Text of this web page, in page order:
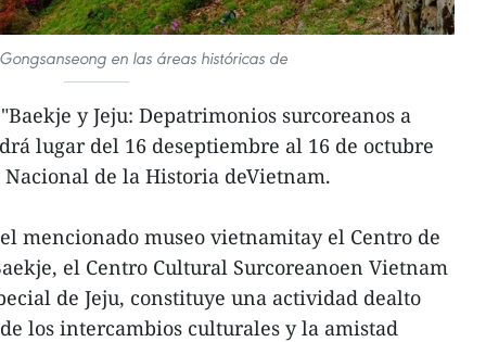
en las áreas históricas de
y Jeju: Depatrimonios surcoreanos a
lugar del 16 deseptiembre al 16 de octubre
de la Historia deVietnam.
mencionado museo vietnamitay el Centro de
el Centro Cultural Surcoreanoen Vietnam
de Jeju, constituye una actividad dealto
los intercambios culturales y la amistad